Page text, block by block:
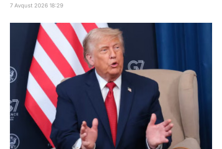
7 Avqust 2026 18:29